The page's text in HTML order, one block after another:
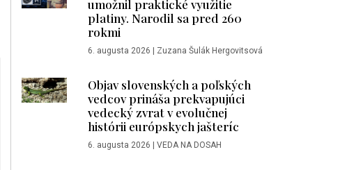
umožnil praktické využitie
platiny. Narodil sa pred 260
rokmi
6. augusta 2026 | Zuzana Šulák Hergovitsová
Objav slovenských a poľských
vedcov prináša prekvapujúci
vedecký zvrat v evolučnej
histórii európskych jašteríc
6. augusta 2026 | VEDA NA DOSAH